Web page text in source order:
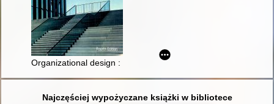
Organizational design : a step-by-step approach
Najczęściej wypożyczane książki w bibliotece